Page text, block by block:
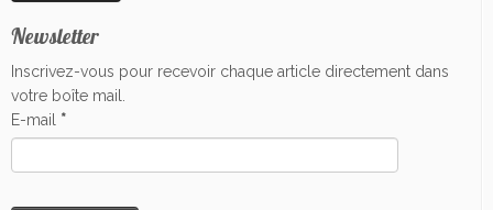
Newsletter
Inscrivez-vous pour recevoir chaque article directement dans
votre boîte mail.
E-mail *